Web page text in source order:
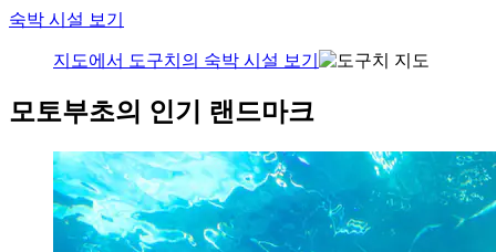
숙박 시설 보기
지도에서 도구치의 숙박 시설 보기
모토부초의 인기 랜드마크